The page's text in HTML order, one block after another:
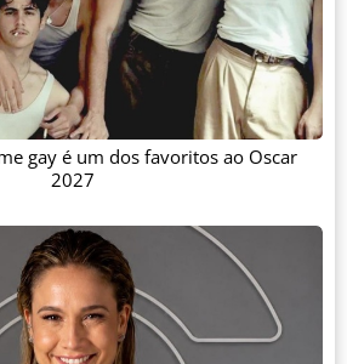
gay é um dos favoritos ao Oscar
2027